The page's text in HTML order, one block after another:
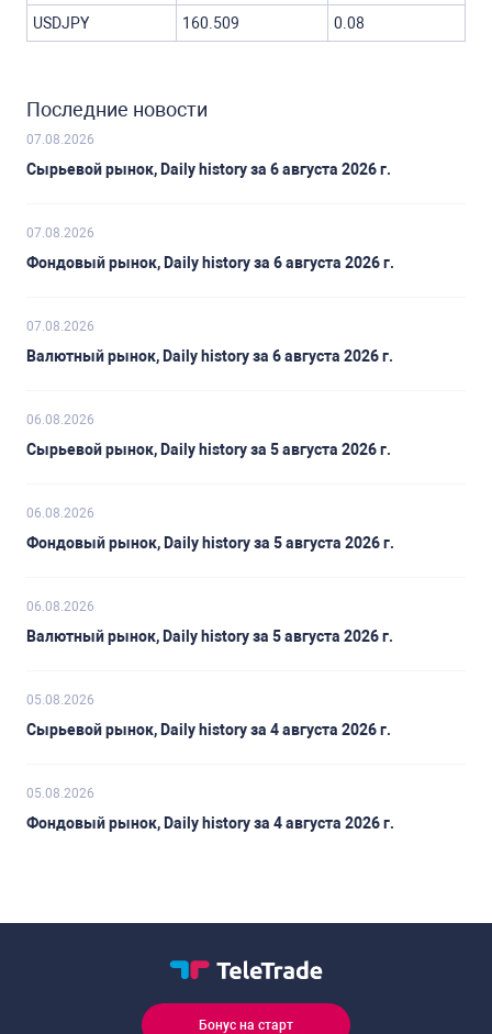
USDJPY 160.509 0.08
Последние новости
07.08.2026
Сырьевой рынок, Daily history за 6 августа 2026 г.
07.08.2026
Фондовый рынок, Daily history за 6 августа 2026 г.
07.08.2026
Валютный рынок, Daily history за 6 августа 2026 г.
06.08.2026
Сырьевой рынок, Daily history за 5 августа 2026 г.
06.08.2026
Фондовый рынок, Daily history за 5 августа 2026 г.
06.08.2026
Валютный рынок, Daily history за 5 августа 2026 г.
05.08.2026
Сырьевой рынок, Daily history за 4 августа 2026 г.
05.08.2026
Фондовый рынок, Daily history за 4 августа 2026 г.
Бонус на старт